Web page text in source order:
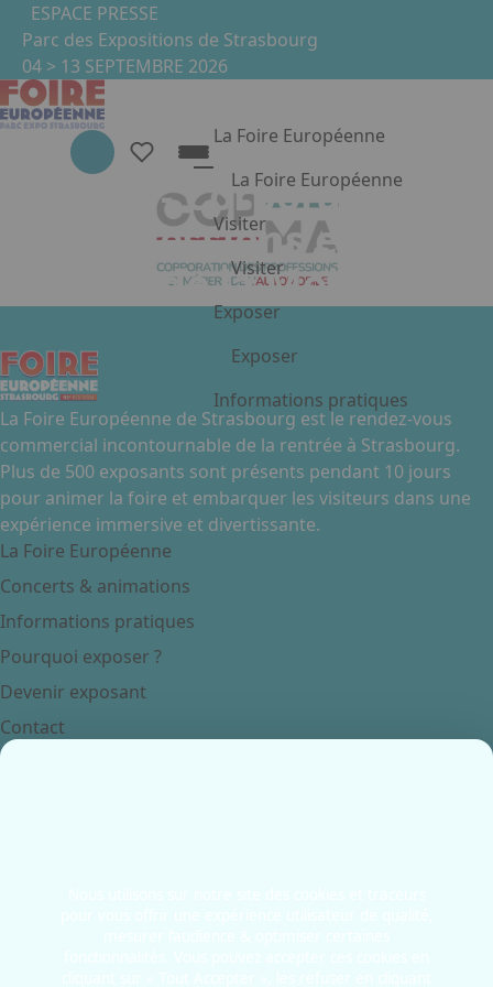
Aller au contenu principal
ESPACE PRESSE
Parc des Expositions de Strasbourg
04 > 13 SEPTEMBRE 2026
La Foire Européenne
La Foire Européenne
Présentation de la Foire
La Foire en images
Nos partenaires
Nos engagements RSE
Visiter
Visiter
Les nouveautés 2026
Univers et stands
Les exposants
FAQ
Exposer
Exposer
Pourquoi exposer ?
Devenir exposant
Espace exposant
Informations pratiques
Appuyez sur Entrée pour ouvrir
COPMO - Corporation
des Professions et
Métiers de la Mobilité
La Foire Européenne de Strasbourg est le rendez-vous
commercial incontournable de la rentrée à Strasbourg.
Plus de 500 exposants sont présents pendant 10 jours
pour animer la foire et embarquer les visiteurs dans une
expérience immersive et divertissante.
La Foire Européenne
Concerts & animations
Informations pratiques
Pourquoi exposer ?
Devenir exposant
Contact
Contactez-nous
Panneau de gestion des cookies